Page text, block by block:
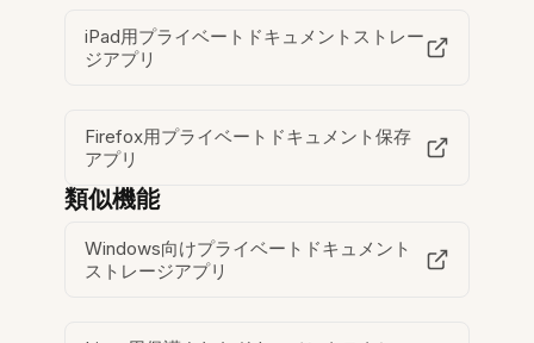
iPad用プライベートドキュメントストレー
ジアプリ
Firefox用プライベートドキュメント保存
アプリ
類似機能
Windows向けプライベートドキュメント
ストレージアプリ